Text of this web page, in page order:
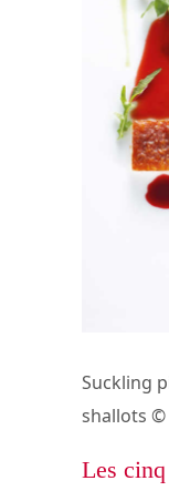
Suckling
shallots ©
Les